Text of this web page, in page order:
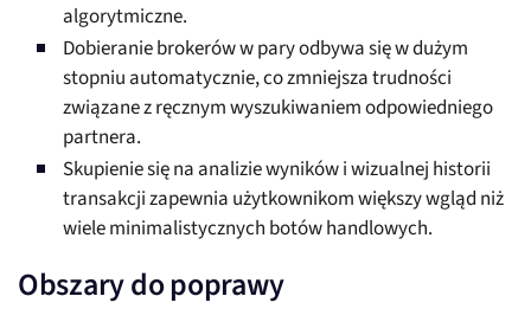
algorytmiczne.
Dobieranie brokerów w pary odbywa się w dużym
stopniu automatycznie, co zmniejsza trudności
związane z ręcznym wyszukiwaniem odpowiedniego
partnera.
Skupienie się na analizie wyników i wizualnej historii
transakcji zapewnia użytkownikom większy wgląd niż
wiele minimalistycznych botów handlowych.
Obszary do poprawy